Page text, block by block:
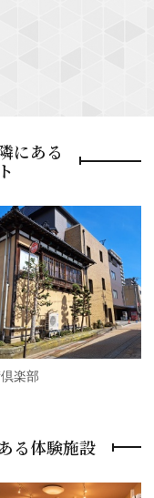
にある
楽部
e
x
t
る体験施設